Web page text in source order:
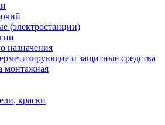
(электростанции)
назначения
и защитные средства
монтажная
краски